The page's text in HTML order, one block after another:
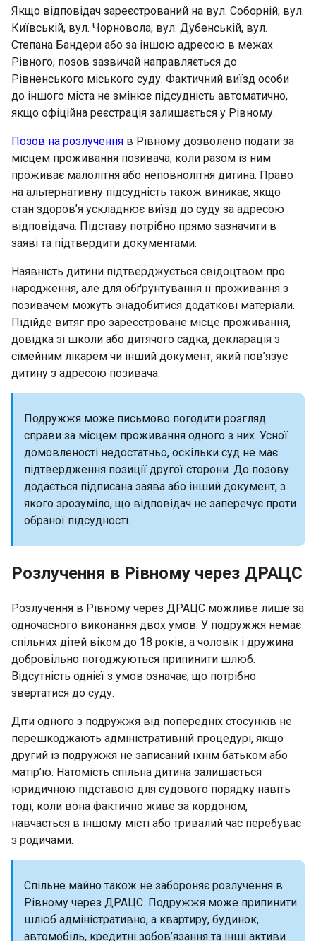
Якщо відповідач зареєстрований на вул. Соборній, вул.
Київській, вул. Чорновола, вул. Дубенській, вул.
Степана Бандери або за іншою адресою в межах
Рівного, позов зазвичай направляється до
Рівненського міського суду. Фактичний виїзд особи
до іншого міста не змінює підсудність автоматично,
якщо офіційна реєстрація залишається у Рівному.
Позов на розлучення в Рівному дозволено подати за
місцем проживання позивача, коли разом із ним
проживає малолітня або неповнолітня дитина. Право
на альтернативну підсудність також виникає, якщо
стан здоров’я ускладнює виїзд до суду за адресою
відповідача. Підставу потрібно прямо зазначити в
заяві та підтвердити документами.
Наявність дитини підтверджується свідоцтвом про
народження, але для обґрунтування її проживання з
позивачем можуть знадобитися додаткові матеріали.
Підійде витяг про зареєстроване місце проживання,
довідка зі школи або дитячого садка, декларація з
сімейним лікарем чи інший документ, який пов’язує
дитину з адресою позивача.
Подружжя може письмово погодити розгляд
справи за місцем проживання одного з них. Усної
домовленості недостатньо, оскільки суд не має
підтвердження позиції другої сторони. До позову
додається підписана заява або інший документ, з
якого зрозуміло, що відповідач не заперечує проти
обраної підсудності.
Розлучення в Рівному через ДРАЦС
Розлучення в Рівному через ДРАЦС можливе лише за
одночасного виконання двох умов. У подружжя немає
спільних дітей віком до 18 років, а чоловік і дружина
добровільно погоджуються припинити шлюб.
Відсутність однієї з умов означає, що потрібно
звертатися до суду.
Діти одного з подружжя від попередніх стосунків не
перешкоджають адміністративній процедурі, якщо
другий із подружжя не записаний їхнім батьком або
матір’ю. Натомість спільна дитина залишається
юридичною підставою для судового порядку навіть
тоді, коли вона фактично живе за кордоном,
навчається в іншому місті або тривалий час перебуває
з родичами.
Спільне майно також не забороняє розлучення в
Рівному через ДРАЦС. Подружжя може припинити
шлюб адміністративно, а квартиру, будинок,
автомобіль, кредитні зобов’язання та інші активи